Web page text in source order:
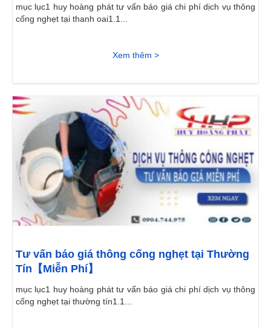
mục lục1 huy hoàng phát tư vấn báo giá chi phí dịch vụ thông
cống nghẹt tại thanh oai1.1...
Xem thêm >
Tư vấn báo giá thông cống nghẹt tại Thường
Tín【Miễn Phí】
mục lục1 huy hoàng phát tư vấn báo giá chi phí dịch vụ thông
cống nghẹt tại thường tín1.1...